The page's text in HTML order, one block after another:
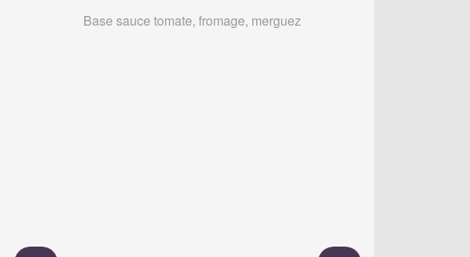
Base sauce tomate, fromage, merguez